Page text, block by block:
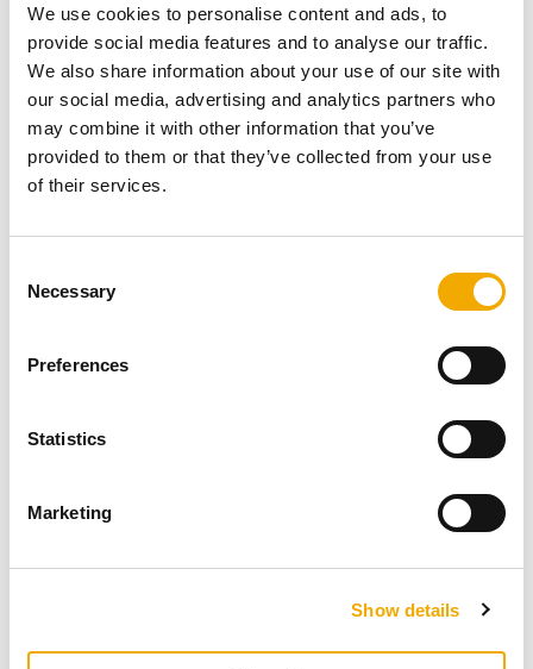
We use cookies to personalise content and ads, to
provide social media features and to analyse our traffic.
We also share information about your use of our site with
our social media, advertising and analytics partners who
may combine it with other information that you’ve
provided to them or that they’ve collected from your use
of their services.
Necessary
Preferences
Statistics
Marketing
Show details
Komin systemowy Schiedel –
najczęściej kupowane systemy